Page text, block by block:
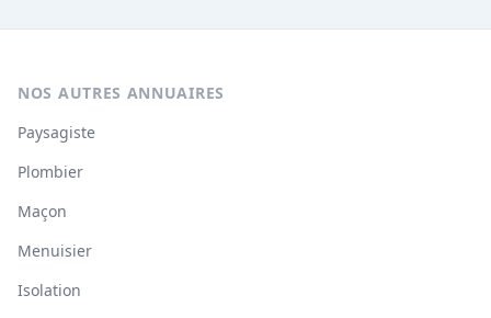
NOS AUTRES ANNUAIRES
Paysagiste
Plombier
Maçon
Menuisier
Isolation